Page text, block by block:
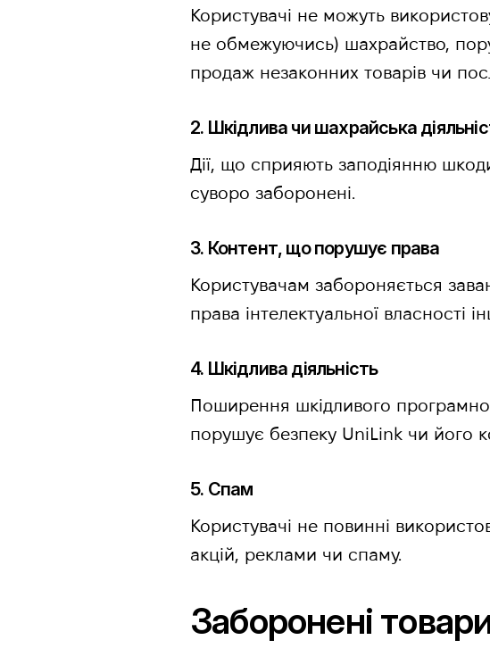
Користувачі не можуть
не обмежуючись) шахрайство,
продаж незаконних товарів чи
2. Шкідлива чи шахрайська
Дії, що сприяють заподіянню
суворо заборонені.
3. Контент, що порушує права
Користувачам забороняється
права інтелектуальної власності
4. Шкідлива діяльність
Поширення шкідливого
порушує безпеку UniLink чи його
5. Спам
Користувачі не повинні
акцій, реклами чи спаму.
Заборонені